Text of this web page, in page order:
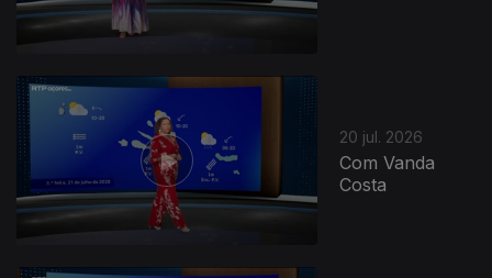
20 jul. 2026
Com Vanda
Costa